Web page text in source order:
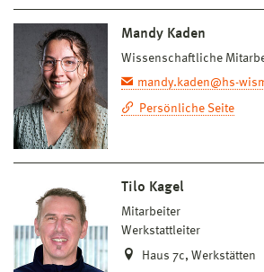
Mandy Kaden
Wissenschaftliche
mandy.kaden@hs-
Persönliche Seite
Tilo Kagel
Mitarbeiter
Werkstattleiter
Haus 7c, Werkstätten